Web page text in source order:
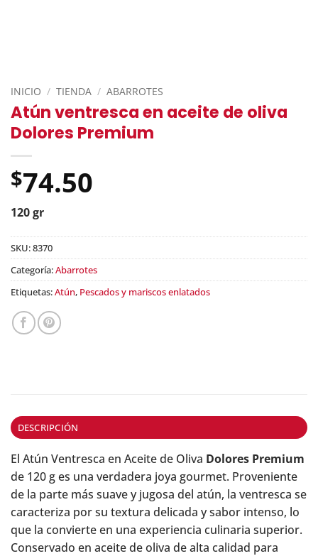
INICIO / TIENDA / ABARROTES
Atún ventresca en aceite de oliva
Dolores Premium
$74.50
120 gr
SKU:8370
Categoría:Abarrotes
Etiquetas:Atún, Pescados y mariscos enlatados
DESCRIPCIÓN
El Atún Ventresca en Aceite de Oliva Dolores Premium
de 120 g es una verdadera joya gourmet. Proveniente
de la parte más suave y jugosa del atún, la ventresca se
caracteriza por su textura delicada y sabor intenso, lo
que la convierte en una experiencia culinaria superior.
Conservado en aceite de oliva de alta calidad para